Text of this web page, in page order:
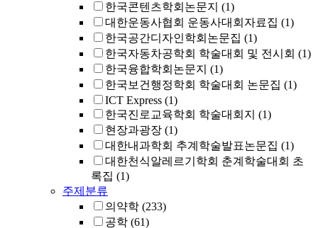
한국콘텐츠학회논문지 (1)
대한운동사협회 운동사대회자료집 (1)
한국공간디자인학회논문집 (1)
한국자동차공학회 학술대회 및 전시회 (1)
한국융합학회논문지 (1)
한국보건행정학회 학술대회 논문집 (1)
ICT Express (1)
한국진로교육학회 학술대회지 (1)
현장과광장 (1)
대한내과학회 추계학술발표논문집 (1)
대한천식알레르기학회 춘계학술대회 초
록집 (1)
주제분류
의약학 (233)
공학 (61)